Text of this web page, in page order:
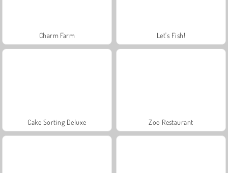
Charm Farm Let's Fish!
Cake Sorting Deluxe Zoo Restaurant